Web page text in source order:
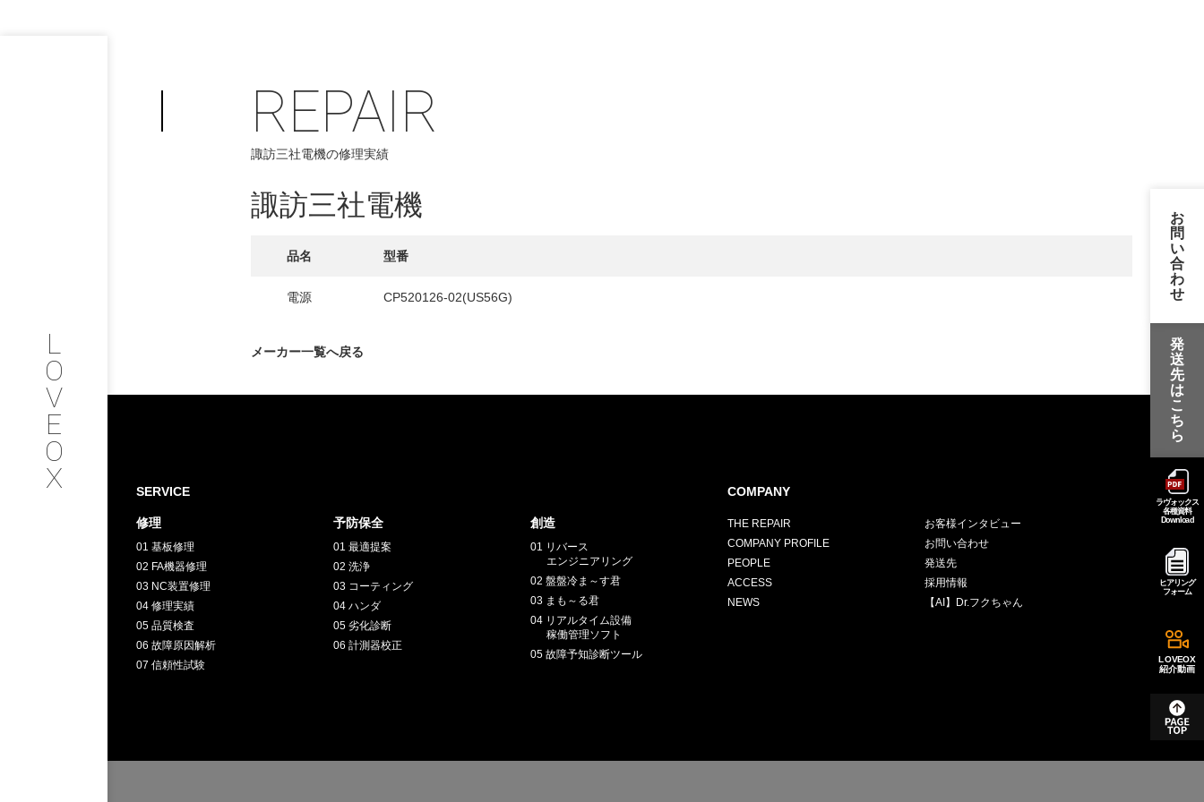
L
O
V
E
O
X
PHILOSOPHY
フィロソフィー
COMPANY
PROFILE
SERVICE
INTERVIEW
お客様インタビュー
RECRUIT
採用情報
CHALLENGE
お問い合わせ / 発送先
お
問
い
合
わ
せ
発
送
先
は
こ
ち
ら
ラヴォックス
各種資料
Download
ヒアリング
フォーム
LOVEOX
紹介動画
REPAIR
諏訪三社電機の修理実績
諏訪三社電機
品名 型番
電源 CP520126-02(US56G)
メーカー一覧へ戻る
SERVICE
修理
01 基板修理
02 FA機器修理
03 NC装置修理
04 修理実績
05 品質検査
06 故障原因解析
07 信頼性試験
予防保全
01 最適提案
02 洗浄
03 コーティング
04 ハンダ
05 劣化診断
06 計測器校正
創造
01 リバース
エンジニアリング
02 盤盤冷ま～す君
03 まも～る君
04 リアルタイム設備
稼働管理ソフト
05 故障予知診断ツール
COMPANY
THE REPAIR
COMPANY PROFILE
PEOPLE
ACCESS
NEWS
お客様インタビュー
お問い合わせ
発送先
採用情報
【AI】Dr.フクちゃん